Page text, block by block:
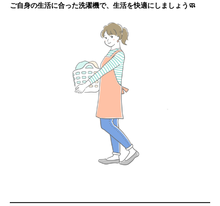
ご自身の生活に合った洗濯機で、生活を快適にしましょう🧼